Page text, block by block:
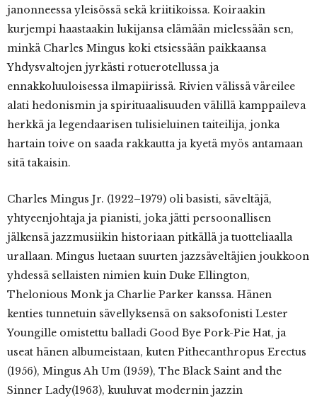
janonneessa yleisössä sekä kriitikoissa. Koiraakin
kurjempi haastaakin lukijansa elämään mielessään sen,
minkä Charles Mingus koki etsiessään paikkaansa
Yhdysvaltojen jyrkästi rotuerotellussa ja
ennakkoluuloisessa ilmapiirissä. Rivien välissä väreilee
alati hedonismin ja spirituaalisuuden välillä kamppaileva
herkkä ja legendaarisen tulisieluinen taiteilija, jonka
hartain toive on saada rakkautta ja kyetä myös antamaan
sitä takaisin.
Charles Mingus Jr. (1922–1979) oli basisti, säveltäjä,
yhtyeenjohtaja ja pianisti, joka jätti persoonallisen
jälkensä jazzmusiikin historiaan pitkällä ja tuotteliaalla
urallaan. Mingus luetaan suurten jazzsäveltäjien joukkoon
yhdessä sellaisten nimien kuin Duke Ellington,
Thelonious Monk ja Charlie Parker kanssa. Hänen
kenties tunnetuin sävellyksensä on saksofonisti Lester
Youngille omistettu balladi Good Bye Pork-Pie Hat, ja
useat hänen albumeistaan, kuten Pithecanthropus Erectus
(1956), Mingus Ah Um (1959), The Black Saint and the
Sinner Lady(1963), kuuluvat modernin jazzin